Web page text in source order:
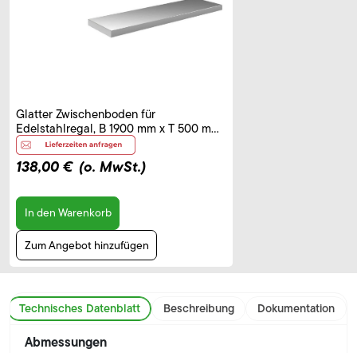
Glatter Zwischenboden für
Edelstahlregal, B 1900 mm x T 500 mm
x H 40 mm
138,00 € (o. MwSt.)
In den Warenkorb
Zum Angebot hinzufügen
Technisches Datenblatt Beschreibung Dokumentation
Abmessungen